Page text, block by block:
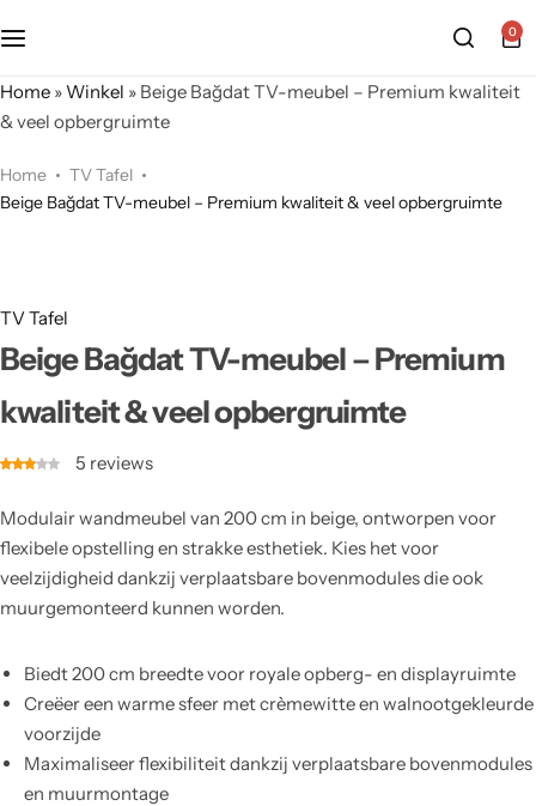
0
Home »Winkel » Beige Bağdat TV-meubel – Premium kwaliteit
& veel opbergruimte
Home
TV Tafel
Beige Bağdat TV-meubel – Premium kwaliteit & veel opbergruimte
TV Tafel
Beige Bağdat TV-meubel – Premium
kwaliteit & veel opbergruimte
5 reviews
Modulair wandmeubel van 200 cm in beige, ontworpen voor
flexibele opstelling en strakke esthetiek. Kies het voor
veelzijdigheid dankzij verplaatsbare bovenmodules die ook
muurgemonteerd kunnen worden.
Biedt 200 cm breedte voor royale opberg- en displayruimte
Creëer een warme sfeer met crèmewitte en walnootgekleurde
voorzijde
Maximaliseer flexibiliteit dankzij verplaatsbare bovenmodules
en muurmontage